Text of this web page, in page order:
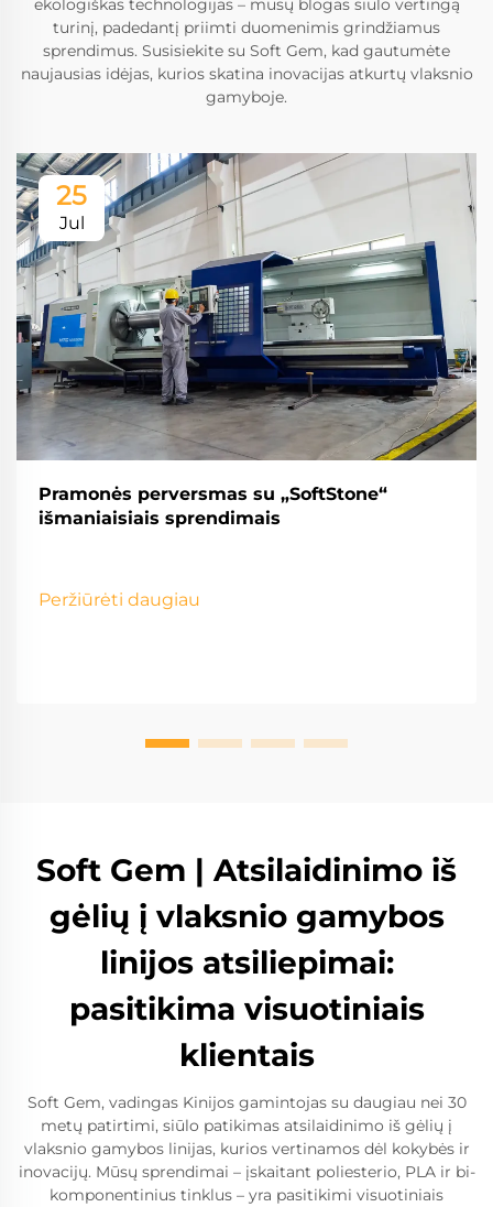
ekologiškas technologijas – mūsų blogas siūlo vertingą
turinį, padedantį priimti duomenimis grindžiamus
sprendimus. Susisiekite su Soft Gem, kad gautumėte
naujausias idėjas, kurios skatina inovacijas atkurtų vlaksnio
gamyboje.
25
Jul
Pramonės perversmas su „SoftStone“
išmaniaisiais sprendimais
Peržiūrėti daugiau
Soft Gem | Atsilaidinimo iš
gėlių į vlaksnio gamybos
linijos atsiliepimai:
pasitikima visuotiniais
klientais
Soft Gem, vadingas Kinijos gamintojas su daugiau nei 30
metų patirtimi, siūlo patikimas atsilaidinimo iš gėlių į
vlaksnio gamybos linijas, kurios vertinamos dėl kokybės ir
inovacijų. Mūsų sprendimai – įskaitant poliesterio, PLA ir bi-
komponentinius tinklus – yra pasitikimi visuotiniais